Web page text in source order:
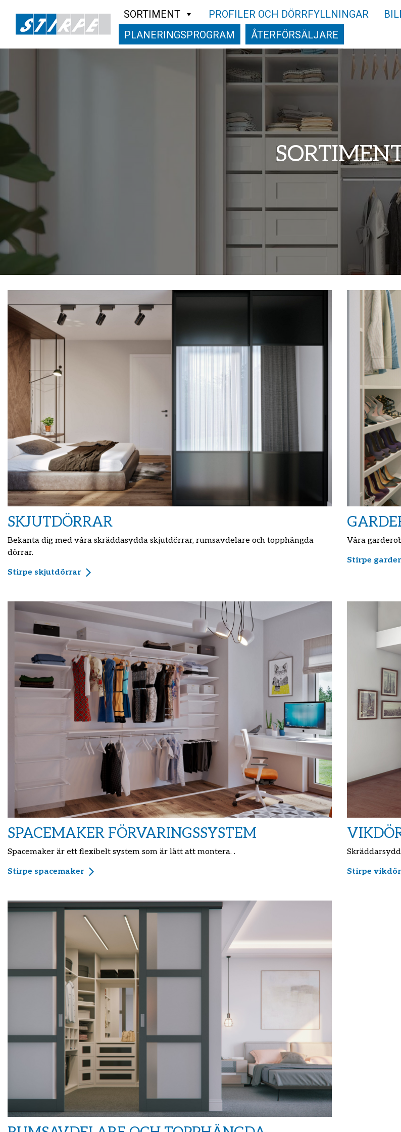
SORTIMENT PROFILER OCH DÖRRFYLLNINGAR
PLANERINGSPROGRAM
ÅTERFÖRSÄLJARE
SKJUTDÖRRAR
Bekanta dig med våra skräddasydda skjutdörrar, rumsavdelare och topphängda
dörrar.
Stirpe skjutdörrar
Våra
Stirpe
SPACEMAKER FÖRVARINGSSYSTEM
Spacemaker är ett flexibelt system som är lätt att montera. .
Stirpe spacemaker Stirpe